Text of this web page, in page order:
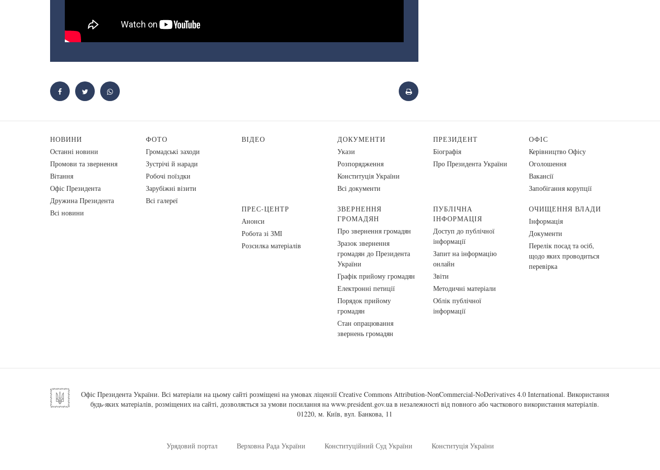
НОВИНИ
Останні новини
Промови та звернення
Вiтання
Офіс Президента
Дружина Президента
Всі новини
ФОТО
Громадські заходи
Зустрічі й наради
Робочі поїздки
Зарубіжні візити
Всі галереї
ВІДЕО
ДОКУМЕНТИ
Укази
Розпорядження
Конституція України
Всі документи
ПРЕЗИДЕНТ
Біографія
Про Президента України
ОФІС
Керівництво Офісу
Оголошення
Вакансії
Запобігання корупції
ПРЕС-ЦЕНТР
Анонси
Робота зі ЗМІ
Розсилка матеріалів
ЗВЕРНЕННЯ
ГРОМАДЯН
Про звернення громадян
Зразок звернення
громадян до Президента
України
Графік прийому громадян
Електронні петиції
Порядок прийому
громадян
Стан опрацювання
звернень громадян
ПУБЛІЧНА
ІНФОРМАЦІЯ
Доступ до публічної
інформації
Запит на інформацію
онлайн
Звіти
Методичні матеріали
Облік публічної
інформації
ОЧИЩЕННЯ ВЛАДИ
Інформація
Документи
Перелік посад та осіб,
щодо яких проводиться
перевірка
Офіс Президента України. Всі матеріали на цьому сайті розміщені на умовах ліцензії Creative Commons Attribution-NonCommercial-NoDerivatives 4.0 International. Використання
будь-яких матеріалів, розміщених на сайті, дозволяється за умови посилання на www.president.gov.ua в незалежності від повного або часткового використання матеріалів.
01220, м. Київ, вул. Банкова, 11
Урядовий портал Верховна Рада України Конституційний Суд України Конституція України